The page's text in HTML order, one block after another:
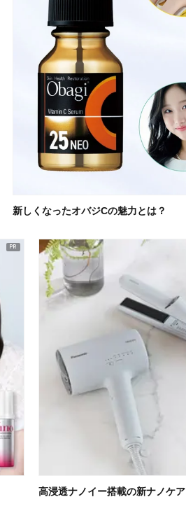
新しくなったオバジCの魅力とは？
高浸透ナノイー搭載の新ナノケア